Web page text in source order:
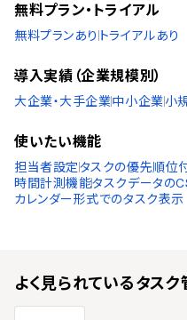
無料プラン・トライアル
無料プランあり トライアルあり
導入実績（企業規模別）
大企業・大手企業中小企業小
使いたい機能
担当者設定タスクの優先順位
時間計測機能タスクデータの
カレンダー形式でのタスク表示
よく見られているタス